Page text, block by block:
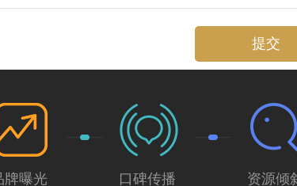
提交
牌曝光 口碑传播 资源倾